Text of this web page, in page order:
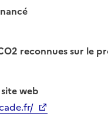
reconnues sur le
web